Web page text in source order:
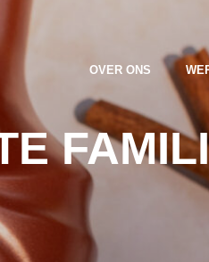
OVER ONS